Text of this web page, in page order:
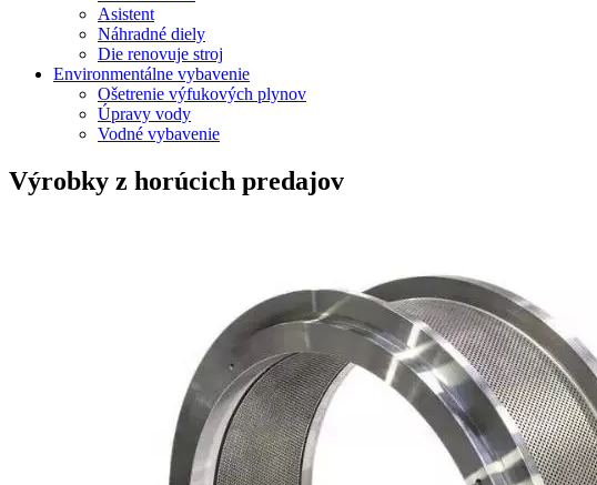
Asistent
Náhradné diely
Die renovuje stroj
Environmentálne vybavenie
Ošetrenie výfukových plynov
Úpravy vody
Vodné vybavenie
Výrobky z horúcich predajov